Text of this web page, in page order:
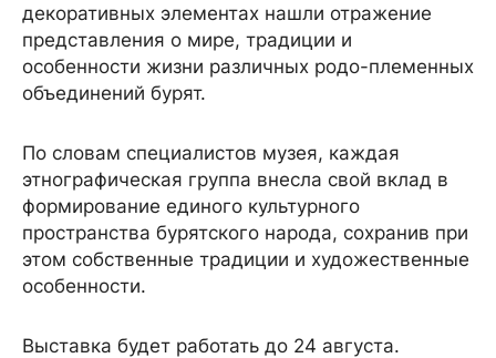
декоративных элементах нашли отражение
представления о мире, традиции и
особенности жизни различных родо-племенных
объединений бурят.
По словам специалистов музея, каждая
этнографическая группа внесла свой вклад в
формирование единого культурного
пространства бурятского народа, сохранив при
этом собственные традиции и художественные
особенности.
Выставка будет работать до 24 августа.